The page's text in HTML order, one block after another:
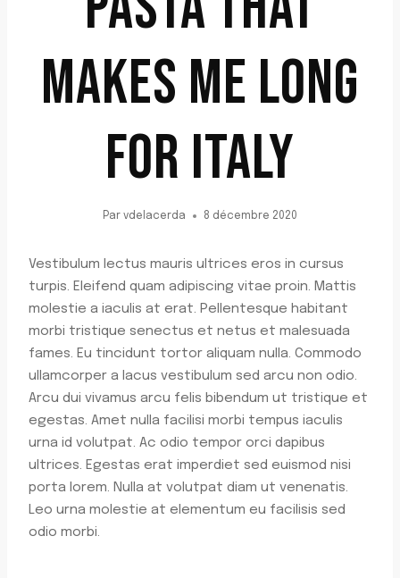
MAKES ME LONG
FOR ITALY
Par vdelacerda 8 décembre 2020
Vestibulum lectus mauris ultrices eros in cursus
turpis. Eleifend quam adipiscing vitae proin. Mattis
molestie a iaculis at erat. Pellentesque habitant
morbi tristique senectus et netus et malesuada
fames. Eu tincidunt tortor aliquam nulla. Commodo
ullamcorper a lacus vestibulum sed arcu non odio.
Arcu dui vivamus arcu felis bibendum ut tristique et
egestas. Amet nulla facilisi morbi tempus iaculis
urna id volutpat. Ac odio tempor orci dapibus
ultrices. Egestas erat imperdiet sed euismod nisi
porta lorem. Nulla at volutpat diam ut venenatis.
Leo urna molestie at elementum eu facilisis sed
odio morbi.